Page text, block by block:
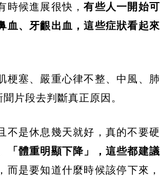
時候進展很快，有些人一開始可
血、牙齦出血，這些症狀看起來
梗塞、嚴重心律不整、中風、肺
片段去判斷真正原因。
不是休息幾天就好，真的不要硬
「體重明顯下降」，這些都建議
而是要知道什麼時候該停下來，